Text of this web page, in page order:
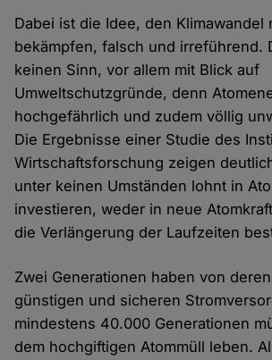
Dabei ist die Idee, den Klimawandel
bekämpfen, falsch und irreführend.
keinen Sinn, vor allem mit Blick auf
Umweltschutzgründe, denn
hochgefährlich und zudem völlig
Die Ergebnisse einer Studie des
Wirtschaftsforschung zeigen
unter keinen Umständen lohnt in
investieren, weder in neue
die Verlängerung der Laufzeiten
Zwei Generationen haben von
günstigen und sicheren
mindestens 40.000 Generationen
dem hochgiftigen Atommüll leben.